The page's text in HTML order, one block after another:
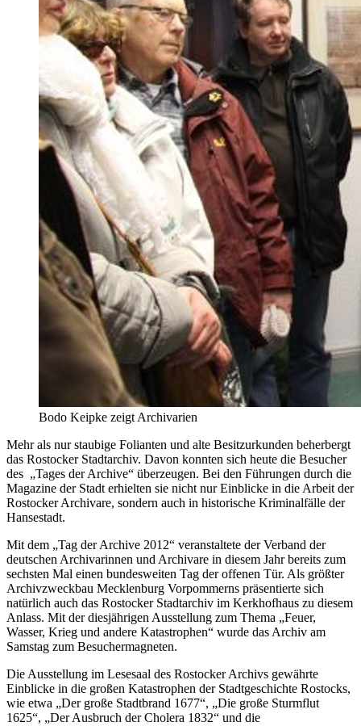
Bodo Keipke zeigt Archivarien
Mehr als nur staubige Folianten und alte Besitzurkunden beherbergt
das Rostocker Stadtarchiv. Davon konnten sich heute die Besucher
des „Tages der Archive“ überzeugen. Bei den Führungen durch die
Magazine der Stadt erhielten sie nicht nur Einblicke in die Arbeit der
Rostocker Archivare, sondern auch in historische Kriminalfälle der
Hansestadt.
Mit dem „Tag der Archive 2012“ veranstaltete der Verband der
deutschen Archivarinnen und Archivare in diesem Jahr bereits zum
sechsten Mal einen bundesweiten Tag der offenen Tür. Als größter
Archivzweckbau Mecklenburg Vorpommerns präsentierte sich
natürlich auch das Rostocker Stadtarchiv im Kerkhofhaus zu diesem
Anlass. Mit der diesjährigen Ausstellung zum Thema „Feuer,
Wasser, Krieg und andere Katastrophen“ wurde das Archiv am
Samstag zum Besuchermagneten.
Die Ausstellung im Lesesaal des Rostocker Archivs gewährte
Einblicke in die großen Katastrophen der Stadtgeschichte Rostocks,
wie etwa „Der große Stadtbrand 1677“, „Die große Sturmflut
1625“, „Der Ausbruch der Cholera 1832“ und die